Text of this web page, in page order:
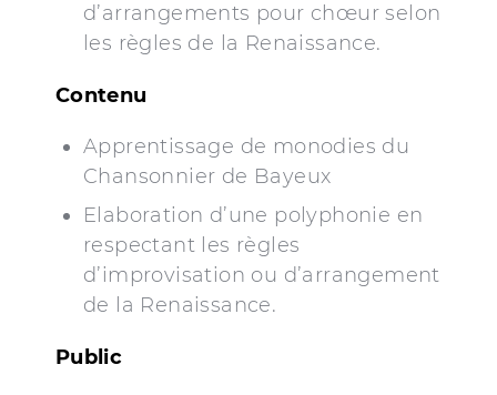
d’arrangements pour chœur selon
les règles de la Renaissance.
Contenu
Apprentissage de monodies du
Chansonnier de Bayeux
Elaboration d’une polyphonie en
respectant les règles
d’improvisation ou d’arrangement
de la Renaissance.
Public